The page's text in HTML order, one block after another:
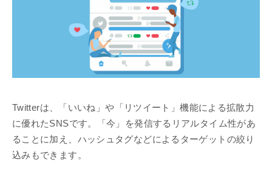
Twitterは、「いいね」や「リツイート」機能による拡散力
に優れたSNSです。「今」を発信するリアルタイム性があ
ることに加え、ハッシュタグなどによるターゲットの絞り
込みもできます。